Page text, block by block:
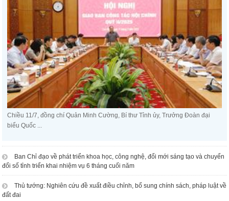
Chiều 11/7, đồng chí Quản Minh Cường, Bí thư Tỉnh ủy, Trưởng Đoàn đại
biểu Quốc ...
Ban Chỉ đạo về phát triển khoa học, công nghệ, đổi mới sáng tạo và chuyển
đổi số tỉnh triển khai nhiệm vụ 6 tháng cuối năm
Thủ tướng: Nghiên cứu đề xuất điều chỉnh, bổ sung chính sách, pháp luật về
đất đai